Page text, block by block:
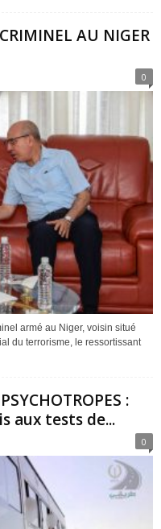
AU NIGER
0
armé au Niger, voisin situé
du terrorisme, le ressortissant
:
aux tests de...
0